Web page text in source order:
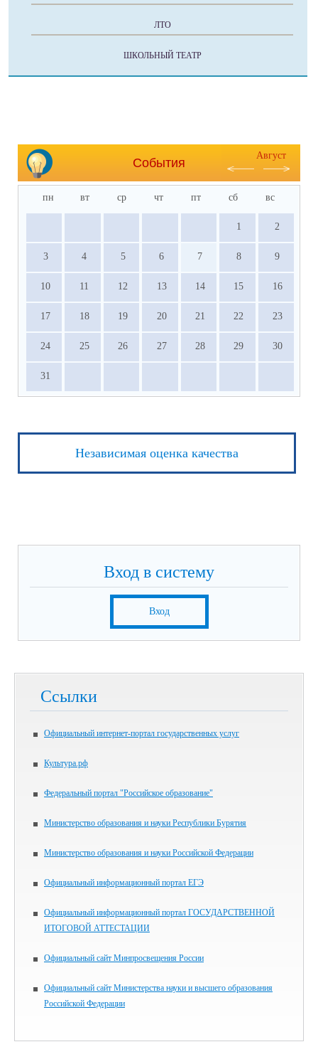
ЛТО
ШКОЛЬНЫЙ ТЕАТР
События
Август
пн вт ср чт пт сб вс
1 2
3 4 5 6 7 8 9
10 11 12 13 14 15 16
17 18 19 20 21 22 23
24 25 26 27 28 29 30
31
Независимая оценка качества
Вход в систему
Вход
Ссылки
Официальный интернет-портал государственных услуг
Культура.рф
Федеральный портал "Российское образование"
Министерство образования и науки Республики Бурятия
Министерство образования и науки Российской Федерации
Официальный информационный портал ЕГЭ
Официальный информационный портал ГОСУДАРСТВЕННОЙ
ИТОГОВОЙ АТТЕСТАЦИИ
Официальный сайт Минпросвещения России
Официальный сайт Министерства науки и высшего образования
Российской Федерации